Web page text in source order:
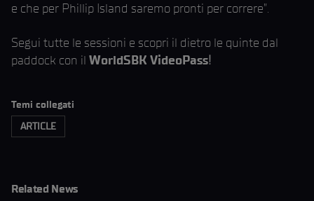
e che per Phillip Island saremo pronti per correre”.
Segui tutte le sessioni e scopri il dietro le quinte dal
paddock con il WorldSBK VideoPass!
Temi collegati
ARTICLE
Related News